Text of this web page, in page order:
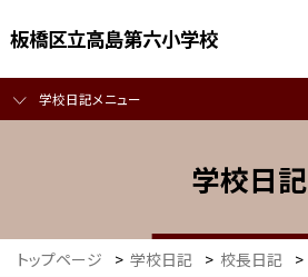
板橋区立高島第六小学校
学校日記メニュー
学校日記
トップページ > 学校日記 > 校長日記 >